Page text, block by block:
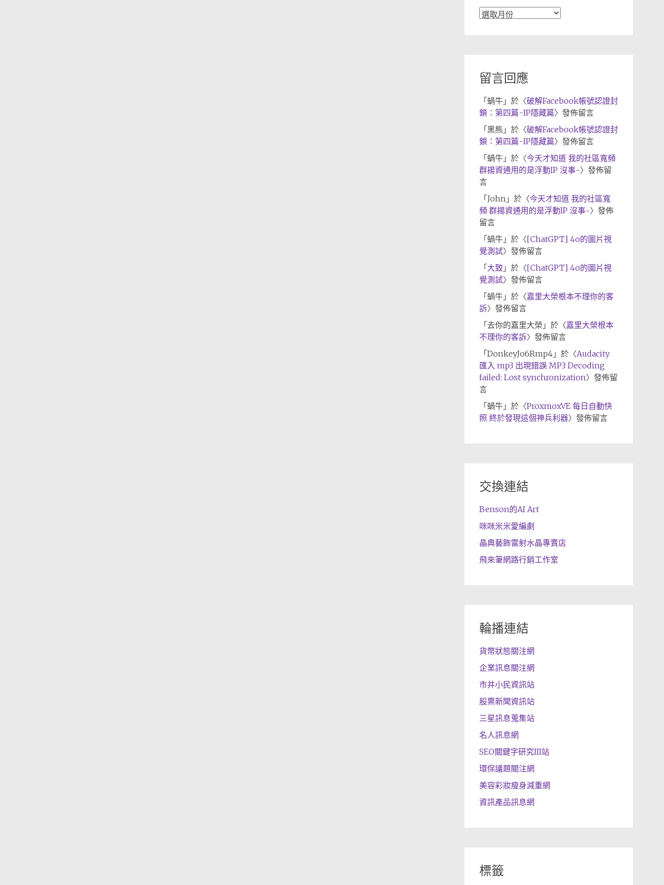
文
留言回應
「 蝸牛」於〈破解Facebook帳號認證封
鎖：第四篇-IP隱藏篇〉發佈留言
「 黑熊 」於〈破解Facebook帳號認證封
鎖：第四篇-IP隱藏篇〉發佈留言
「 蝸牛」於〈今天才知道 我的社區寬頻
群揚資通用的是浮動IP 沒事~〉發佈留
言
「 John」於〈今天才知道 我的社區寬
頻 群揚資通用的是浮動IP 沒事~〉發佈
留言
「 蝸牛」於〈[ChatGPT] 4o的圖片視
覺測試〉發佈留言
「 大致 」於〈[ChatGPT] 4o的圖片視
覺測試〉發佈留言
「 蝸牛」於〈嘉里大榮根本不理你的客
訴〉發佈留言
「 去你的嘉里大榮 」於〈嘉里大榮根本
不理你的客訴〉發佈留言
「 DonkeyJo6Rmp4」於〈Audacity
匯入 mp3 出現錯誤 MP3 Decoding
failed: Lost synchronization〉發佈留
言
「 蝸牛」於〈ProxmoxVE 每日自動快
照 終於發現這個神兵利器〉發佈留言
交換連結
Benson的AI Art
咪咪米米愛編劇
晶典藝飾雷射水晶專賣店
飛來筆網路行銷工作室
輪播連結
貨幣狀態關注網
企業訊息關注網
市井小民資訊站
股票新聞資訊站
三星訊息蒐集站
名人訊息網
SEO關鍵字研究III站
環保議題關注網
美容彩妝瘦身減重網
資訊產品訊息網
標籤